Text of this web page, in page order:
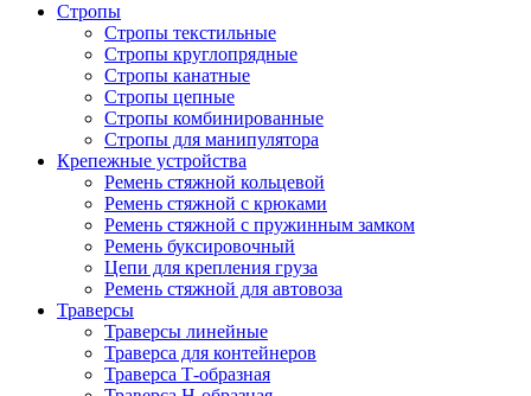
Стропы
Стропы текстильные
Стропы круглопрядные
Стропы канатные
Стропы цепные
Стропы комбинированные
Стропы для манипулятора
Крепежные устройства
Ремень стяжной кольцевой
Ремень стяжной с крюками
Ремень стяжной с пружинным замком
Ремень буксировочный
Цепи для крепления груза
Ремень стяжной для автовоза
Траверсы
Траверсы линейные
Траверса для контейнеров
Траверса Т-образная